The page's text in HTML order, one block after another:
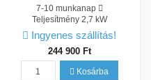
7-10 munkanap
Teljesítmény 2,7 kW
Ingyenes szállítás!
244 900 Ft
Kosárba